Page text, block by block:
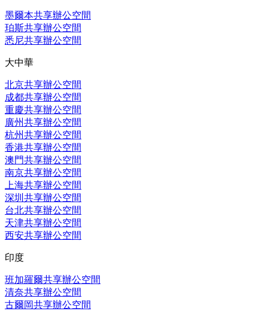
墨爾本共享辦公空間
珀斯共享辦公空間
悉尼共享辦公空間
大中華
北京共享辦公空間
成都共享辦公空間
重慶共享辦公空間
廣州共享辦公空間
杭州共享辦公空間
香港共享辦公空間
澳門共享辦公空間
南京共享辦公空間
上海共享辦公空間
深圳共享辦公空間
台北共享辦公空間
天津共享辦公空間
西安共享辦公空間
印度
班加羅爾共享辦公空間
清奈共享辦公空間
古爾岡共享辦公空間